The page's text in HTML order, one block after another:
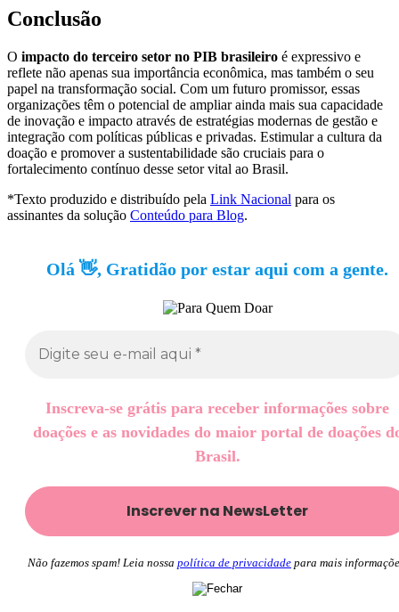
Conclusão
O impacto do terceiro setor no PIB brasileiro é expressivo e
reflete não apenas sua importância econômica, mas também o seu
papel na transformação social. Com um futuro promissor, essas
organizações têm o potencial de ampliar ainda mais sua capacidade
de inovação e impacto através de estratégias modernas de gestão e
integração com políticas públicas e privadas. Estimular a cultura da
doação e promover a sustentabilidade são cruciais para o
fortalecimento contínuo desse setor vital ao Brasil.
*Texto produzido e distribuído pela Link Nacional para os
assinantes da solução Conteúdo para Blog.
Olá 👋, Gratidão por estar aqui com a gente.
Inscreva-se grátis para receber informações sobre
doações e as novidades do maior portal de doações
Brasil.
Não fazemos spam! Leia nossa política de privacidade para mais